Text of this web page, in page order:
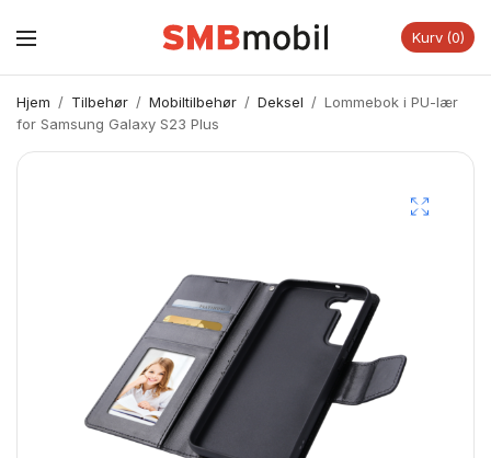
Kurv 0
Hjem / Tilbehør / Mobiltilbehør / Deksel / Lommebok i PU-lær
for Samsung Galaxy S23 Plus